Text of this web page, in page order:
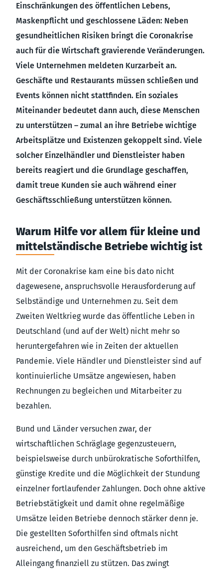
Einschränkungen des öffentlichen Lebens,
Maskenpflicht und geschlossene Läden: Neben
gesundheitlichen Risiken bringt die Coronakrise
auch für die Wirtschaft gravierende Veränderungen.
Viele Unternehmen meldeten Kurzarbeit an.
Geschäfte und Restaurants müssen schließen und
Events können nicht stattfinden. Ein soziales
Miteinander bedeutet dann auch, diese Menschen
zu unterstützen – zumal an ihre Betriebe wichtige
Arbeitsplätze und Existenzen gekoppelt sind. Viele
solcher Einzelhändler und Dienstleister haben
bereits reagiert und die Grundlage geschaffen,
damit treue Kunden sie auch während einer
Geschäftsschließung unterstützen können.
Warum Hilfe vor allem für kleine und
mittelständische Betriebe wichtig ist
Mit der Coronakrise kam eine bis dato nicht
dagewesene, anspruchsvolle Herausforderung auf
Selbständige und Unternehmen zu. Seit dem
Zweiten Weltkrieg wurde das öffentliche Leben in
Deutschland (und auf der Welt) nicht mehr so
heruntergefahren wie in Zeiten der aktuellen
Pandemie. Viele Händler und Dienstleister sind auf
kontinuierliche Umsätze angewiesen, haben
Rechnungen zu begleichen und Mitarbeiter zu
bezahlen.
Bund und Länder versuchen zwar, der
wirtschaftlichen Schräglage gegenzusteuern,
beispielsweise durch unbürokratische Soforthilfen,
günstige Kredite und die Möglichkeit der Stundung
einzelner fortlaufender Zahlungen. Doch ohne aktive
Betriebstätigkeit und damit ohne regelmäßige
Umsätze leiden Betriebe dennoch stärker denn je.
Die gestellten Soforthilfen sind oftmals nicht
ausreichend, um den Geschäftsbetrieb im
Alleingang finanziell zu stützen. Das zwingt